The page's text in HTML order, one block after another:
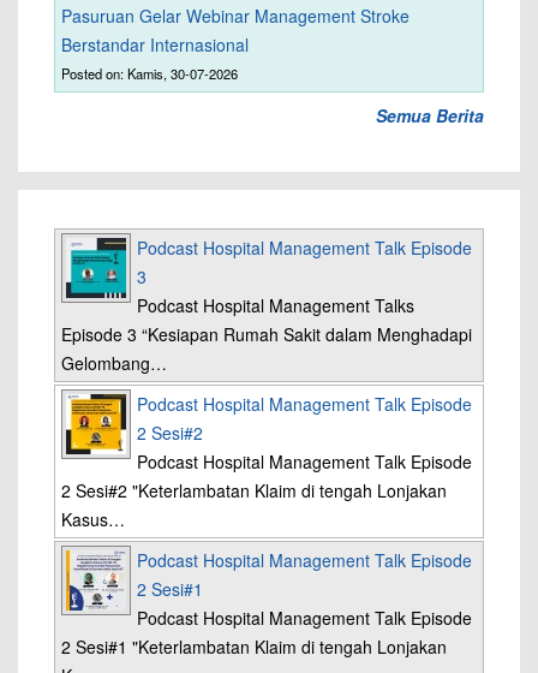
Pasuruan Gelar Webinar Management Stroke
Berstandar Internasional
Posted on: Kamis, 30-07-2026
Semua Berita
Podcast Hospital Management Talk Episode
3
Podcast Hospital Management Talks
Episode 3 “Kesiapan Rumah Sakit dalam Menghadapi
Gelombang…
Podcast Hospital Management Talk Episode
2 Sesi#2
Podcast Hospital Management Talk Episode
2 Sesi#2 "Keterlambatan Klaim di tengah Lonjakan
Kasus…
Podcast Hospital Management Talk Episode
2 Sesi#1
Podcast Hospital Management Talk Episode
2 Sesi#1 "Keterlambatan Klaim di tengah Lonjakan